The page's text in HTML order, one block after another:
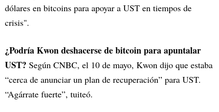
dólares en bitcoins para apoyar a UST en tiempos de
crisis".
¿Podría Kwon deshacerse de bitcoin para apuntalar
UST? Según CNBC, el 10 de mayo, Kwon dijo que estaba
“cerca de anunciar un plan de recuperación” para UST.
“Agárrate fuerte”, tuiteó.